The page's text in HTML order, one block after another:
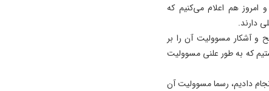
امروز هم اعلام می‌کنیم که
دارند.
و آشکار مسوولیت آن را بر
که به طور علنی مسوولیت
دادیم، رسما مسوولیت آن